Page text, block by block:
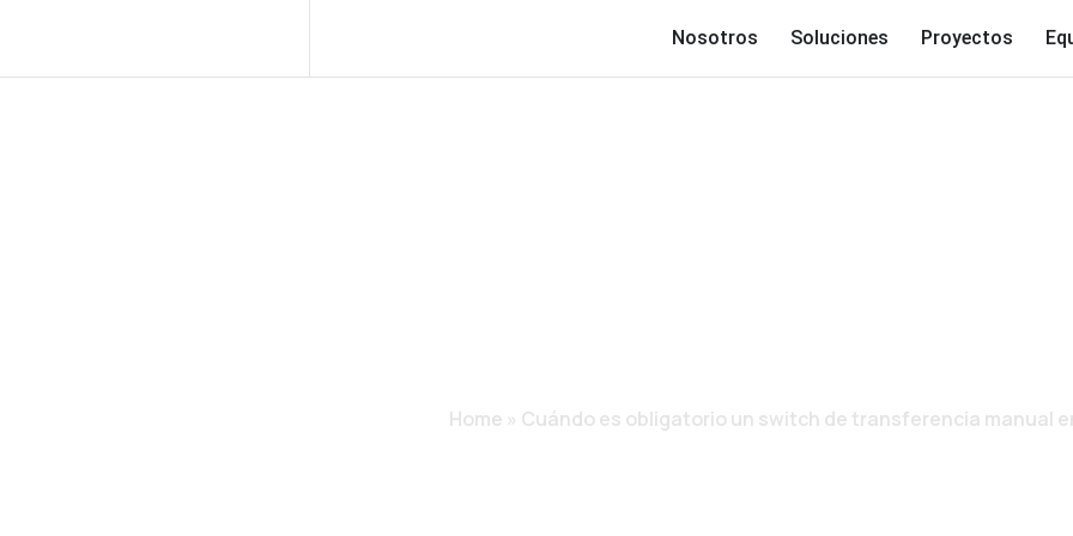
Nosotros Soluciones Proyectos
Home » Cuándo es obligatorio un switch de transferencia manual